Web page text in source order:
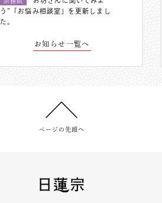
う”「お悩み相談室」を更新しまし
た。
お知らせ一覧へ
ページの先頭へ